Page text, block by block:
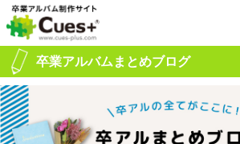
卒業アルバムまとめブログ